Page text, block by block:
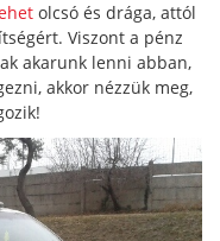
olcsó és drága, attól
Viszont a pénz
akarunk lenni abban,
akkor nézzük meg,